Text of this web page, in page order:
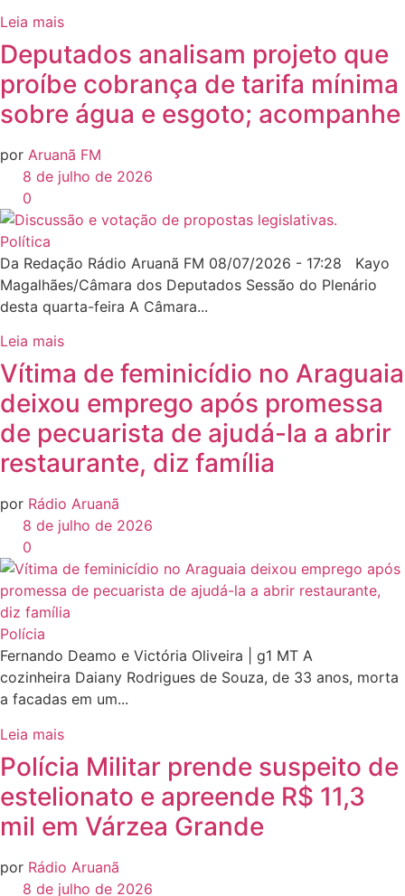
Leia mais
Deputados analisam projeto que
proíbe cobrança de tarifa mínima
sobre água e esgoto; acompanhe
por Aruanã FM
8 de julho de 2026
0
Política
Da Redação Rádio Aruanã FM 08/07/2026 - 17:28 Kayo
Magalhães/Câmara dos Deputados Sessão do Plenário
desta quarta-feira A Câmara...
Leia mais
Vítima de feminicídio no Araguaia
deixou emprego após promessa
de pecuarista de ajudá-la a abrir
restaurante, diz família
por Rádio Aruanã
8 de julho de 2026
0
Polícia
Fernando Deamo e Victória Oliveira | g1 MT A
cozinheira Daiany Rodrigues de Souza, de 33 anos, morta
a facadas em um...
Leia mais
Polícia Militar prende suspeito de
estelionato e apreende R$ 11,3
mil em Várzea Grande
por Rádio Aruanã
8 de julho de 2026